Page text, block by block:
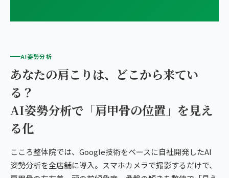
AI姿勢分析
あなたの肩こりは、どこから来てい
る？
AI姿勢分析で「肩甲骨の位置」を見え
る化
こころ整体院では、Google技術をベースに自社開発したAI
姿勢分析を全店舗に導入。スマホカメラで撮影するだけで、